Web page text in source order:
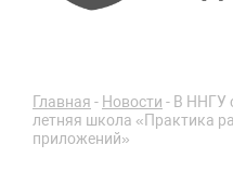
Главная - Новости - В ННГУ
летняя школа «Практика
приложений»